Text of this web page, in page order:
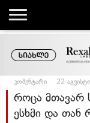
კომენტარი 22
როცა მთავარ
ესხმი და თან